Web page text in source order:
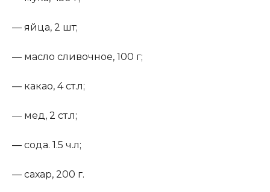
— яйца, 2 шт;
— масло сливочное, 100 г;
— какао, 4 ст.л;
— мед, 2 ст.л;
— сода. 1.5 ч.л;
— сахар, 200 г.